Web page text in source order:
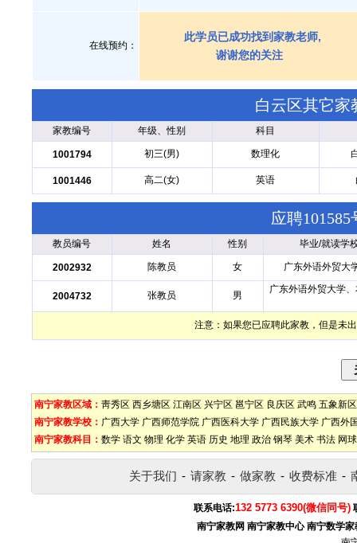
在线预约：
此学员已成功找到家教老师,
谢谢您的关注
白云区其它家
家教编号 年级、性别 科目
1001794 初三(男) 数理化
1001446 高二(女) 英语
应聘
教员编号 姓名 性别 毕业/就读学
2002932 陈教员 女 广东外语外贸大
2004732 张教员 男
广东外语外贸大学
注意：如果您已应聘此家教，但是未
南宁家教区域： 靑秀区 西乡塘区 江南区 兴宁区 邕宁区 良庆区 武鸣 五象新区
南宁家教学校： 广西大学 广西师范学院 广西医科大学 广西民族大学 广西外
南宁家教科目： 数学 语文 物理 化学 英语 历史 地理 政治 钢琴 美术 书法 网球
关于我们 - 请家教 - 做家教 - 收费标准 -
联系电话:132 5773 6390(微信同号)
南宁家教网 南宁家教中心 南宁数学家